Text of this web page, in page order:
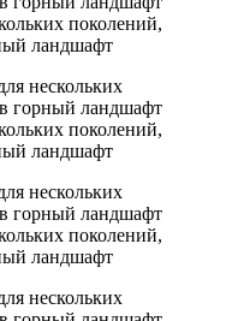
поколений,
ландшафт
поколений,
ландшафт
поколений,
ландшафт